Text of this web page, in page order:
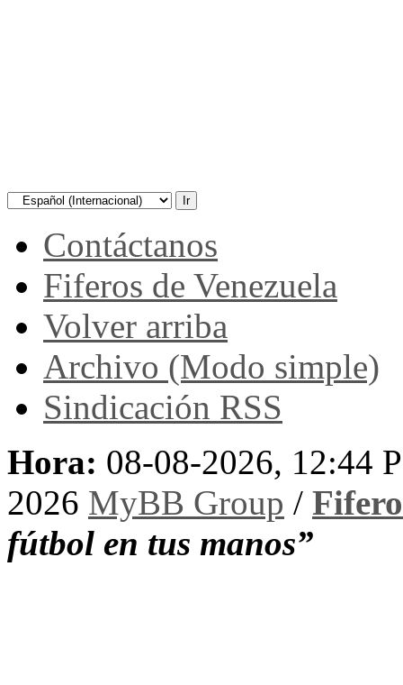
Contáctanos
Fiferos de Venezuela
Volver arriba
Archivo (Modo simple)
Sindicación RSS
Hora: 08-08-2026, 12:44
2026 MyBB Group /
fútbol en tus manos”